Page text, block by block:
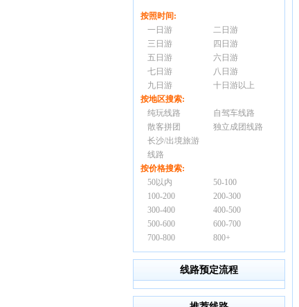
按照时间:
一日游
二日游
三日游
四日游
五日游
六日游
七日游
八日游
九日游
十日游以上
按地区搜索:
纯玩线路
自驾车线路
散客拼团
独立成团线路
长沙/出境旅游
线路
按价格搜索:
50以内
50-100
100-200
200-300
300-400
400-500
500-600
600-700
700-800
800+
线路预定流程